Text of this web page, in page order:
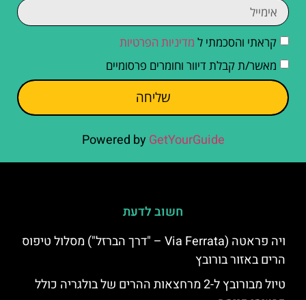
קראתי והסכמתי ל מדיניות הפרטיות
מאשר/ת קבלת דיוור וחומרים פרסומיים
שליחה
Powered by GetYourGuide
חשוב לדעת
ויה פראטה (Via Ferrata – "דרך הברזל") מסלול טיפוס
הרים באזור בורובץ
טיול מבורובץ ל-2 מרחצאות ההרים של בולגריה כולל